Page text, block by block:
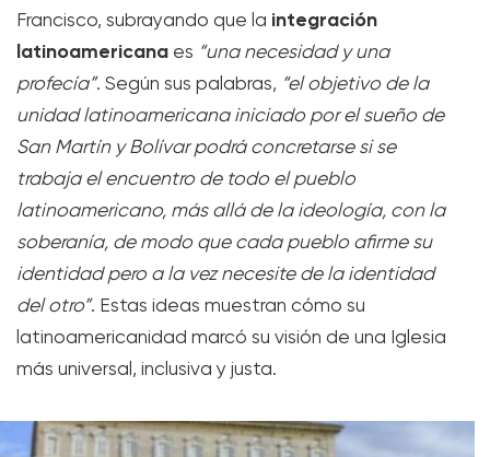
Francisco, subrayando que la integración
latinoamericana es “una necesidad y una
profecía”. Según sus palabras, “el objetivo de la
unidad latinoamericana iniciado por el sueño de
San Martín y Bolívar podrá concretarse si se
trabaja el encuentro de todo el pueblo
latinoamericano, más allá de la ideología, con la
soberanía, de modo que cada pueblo afirme su
identidad pero a la vez necesite de la identidad
del otro”. Estas ideas muestran cómo su
latinoamericanidad marcó su visión de una Iglesia
más universal, inclusiva y justa.